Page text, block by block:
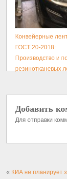
Конвейерные
ГОСТ 20-2018:
Производство и
резинотканевых
Добавить
Для отправки
« КИА не планирует